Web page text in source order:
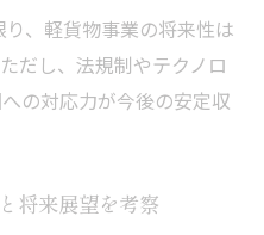
、軽貨物事業の将来性は
だし、法規制やテクノロ
の対応力が今後の安定収
将来展望を考察